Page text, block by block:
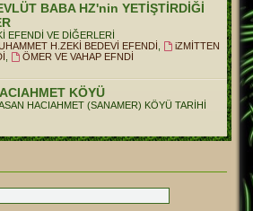
BABA HZ'nin YETİŞTİRDİĞİ
EFENDİ VE DİĞERLERİ
H.ZEKİ BEDEVİ EFENDİ
iZMİTTEN
ÖMER VE VAHAP EFNDİ
KÖYÜ
HACIAHMET (SANAMER) KÖYÜ TARİHİ